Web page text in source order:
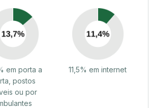
em porta a
postos
ou por
11,5% em internet